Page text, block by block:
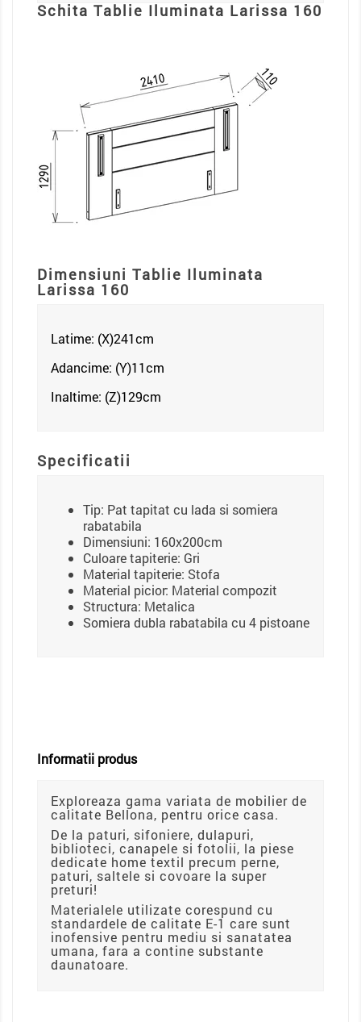
Schita Tablie Iluminata Larissa 160
Dimensiuni Tablie Iluminata
Larissa 160
Latime: (X)241cm
Adancime: (Y)11cm
Inaltime: (Z)129cm
Specificatii
Tip: Pat tapitat cu lada si somiera
rabatabila
Dimensiuni: 160x200cm
Culoare tapiterie: Gri
Material tapiterie: Stofa
Material picior: Material compozit
Structura: Metalica
Somiera dubla rabatabila cu 4 pistoane
Informatii produs
Exploreaza gama variata de mobilier de
calitate Bellona, pentru orice casa.
De la paturi, sifoniere, dulapuri,
biblioteci, canapele si fotolii, la piese
dedicate home textil precum perne,
paturi, saltele si covoare la super
preturi!
Materialele utilizate corespund cu
standardele de calitate E-1 care sunt
inofensive pentru mediu si sanatatea
umana, fara a contine substante
daunatoare.